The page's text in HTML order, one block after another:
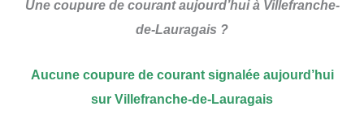
Une coupure de courant aujourd’hui à Villefranche-
de-Lauragais ?
Aucune coupure de courant signalée aujourd’hui
sur Villefranche-de-Lauragais